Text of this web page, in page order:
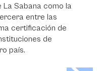
La Sabana como la
entre las
certificación de
de
país.